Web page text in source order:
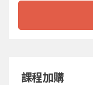
課程加購